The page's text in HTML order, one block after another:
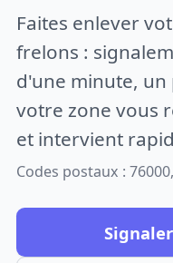
Faites enlever
frelons :
d'une minute,
votre zone vous
et intervient
Codes postaux :